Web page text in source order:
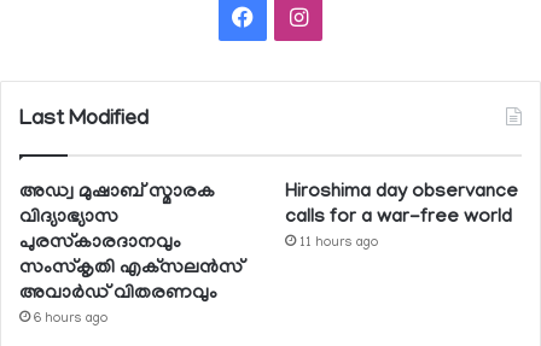
FacebookInstagram
Last Modified
അഡ്വ മുഷാബ് സ്മാരക
വിദ്യാഭ്യാസ
പുരസ്‌കാരദാനവും
സംസ്‌കൃതി എക്‌സലന്‍സ്
അവാര്‍ഡ് വിതരണവും
6 hours ago
Hiroshima day observance
calls for a war-free world
11 hours ago